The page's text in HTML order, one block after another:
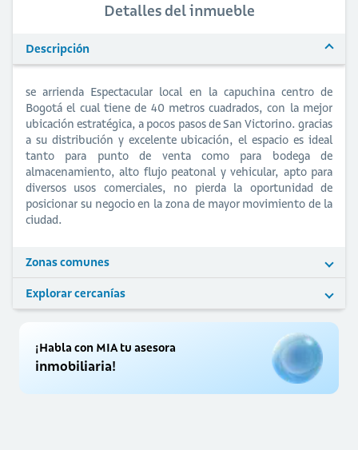
Detalles del inmueble
Descripción
se arrienda Espectacular local en la capuchina centro de
Bogotá el cual tiene de 40 metros cuadrados, con la mejor
ubicación estratégica, a pocos pasos de San Victorino. gracias
a su distribución y excelente ubicación, el espacio es ideal
tanto para punto de venta como para bodega de
almacenamiento, alto flujo peatonal y vehicular, apto para
diversos usos comerciales, no pierda la oportunidad de
posicionar su negocio en la zona de mayor movimiento de la
ciudad.
Zonas comunes
Explorar cercanías
¡Habla con MIA tu asesora
inmobiliaria!